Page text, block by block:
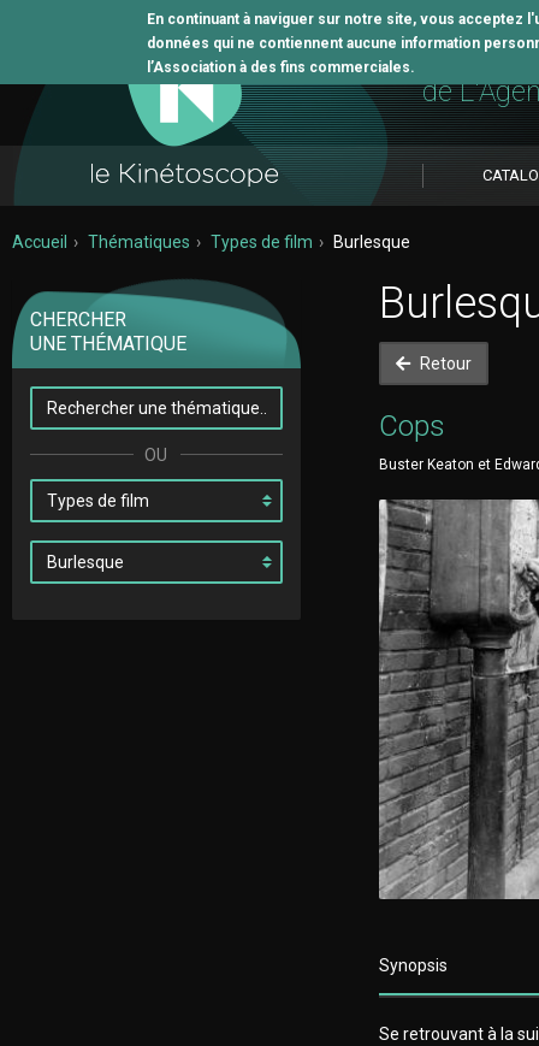
En continuant à naviguer sur notre site, vous
données qui ne contiennent aucune information
l’Association à des fins commerciales. L'outil
de
Accueil Thématiques Types de film Burlesque
CHERCHER
UNE THÉMATIQUE
Retour
Cops
Buster Keaton et
Synopsis
Se retrouvant à la